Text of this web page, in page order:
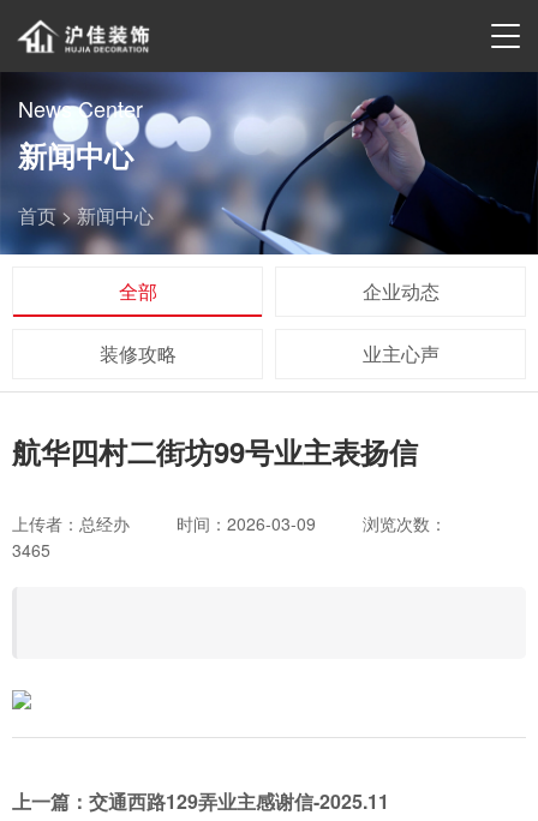
News Center
新闻中心
首页 >新闻中心
全部 企业动态
装修攻略 业主心声
航华四村二街坊99号业主表扬信
上传者：总经办 时间：2026-03-09
浏览次数：
3465
上一篇：交通西路129弄业主感谢信-2025.11